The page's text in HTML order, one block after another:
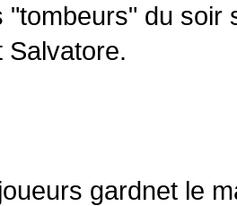
"tombeurs" du soir
Salvatore.
gardnet le